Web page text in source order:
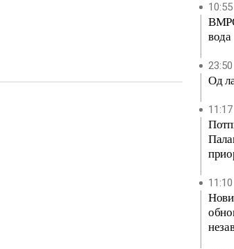
10:55
вода
23:50
Од
11:17
11:10